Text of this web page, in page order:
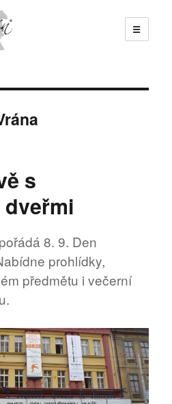
☰
s
8. 9. Den
prohlídky,
předmětu i večerní